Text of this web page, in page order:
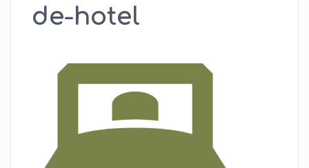
de-hotel